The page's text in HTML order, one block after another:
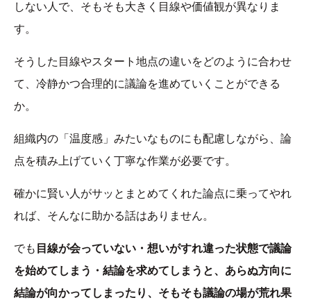
しない人で、そもそも大きく目線や価値観が異なりま
す。
そうした目線やスタート地点の違いをどのように合わせ
て、冷静かつ合理的に議論を進めていくことができる
か。
組織内の「温度感」みたいなものにも配慮しながら、論
点を積み上げていく丁寧な作業が必要です。
確かに賢い人がサッとまとめてくれた論点に乗ってやれ
れば、そんなに助かる話はありません。
でも 目線が会っていない・想いがすれ違った状態で議論
を始めてしまう・結論を求めてしまうと、あらぬ方向に
結論が向かってしまったり、そもそも議論の場が荒れ果